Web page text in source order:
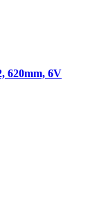
620mm, 6V